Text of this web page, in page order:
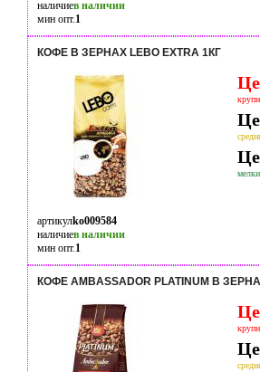
наличиев наличии
мин опт.1
КОФЕ В ЗЕРНАХ LEBO EXTRA 1КГ
артикулko009584
наличиев наличии
мин опт.1
КОФЕ AMBASSADOR PLATINUM В